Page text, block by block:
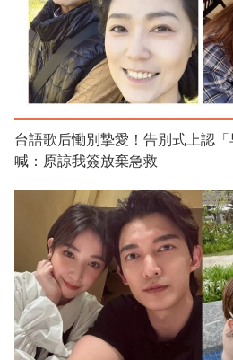
台語歌后慟別摯愛！告別式上認
喊：原諒我簽放棄急救